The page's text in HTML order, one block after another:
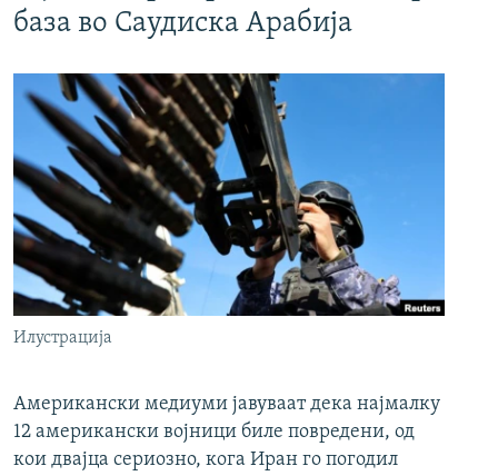
база во Саудиска Арабија
Илустрација
Американски медиуми јавуваат дека најмалку
12 американски војници биле повредени, од
кои двајца сериозно, кога Иран го погодил